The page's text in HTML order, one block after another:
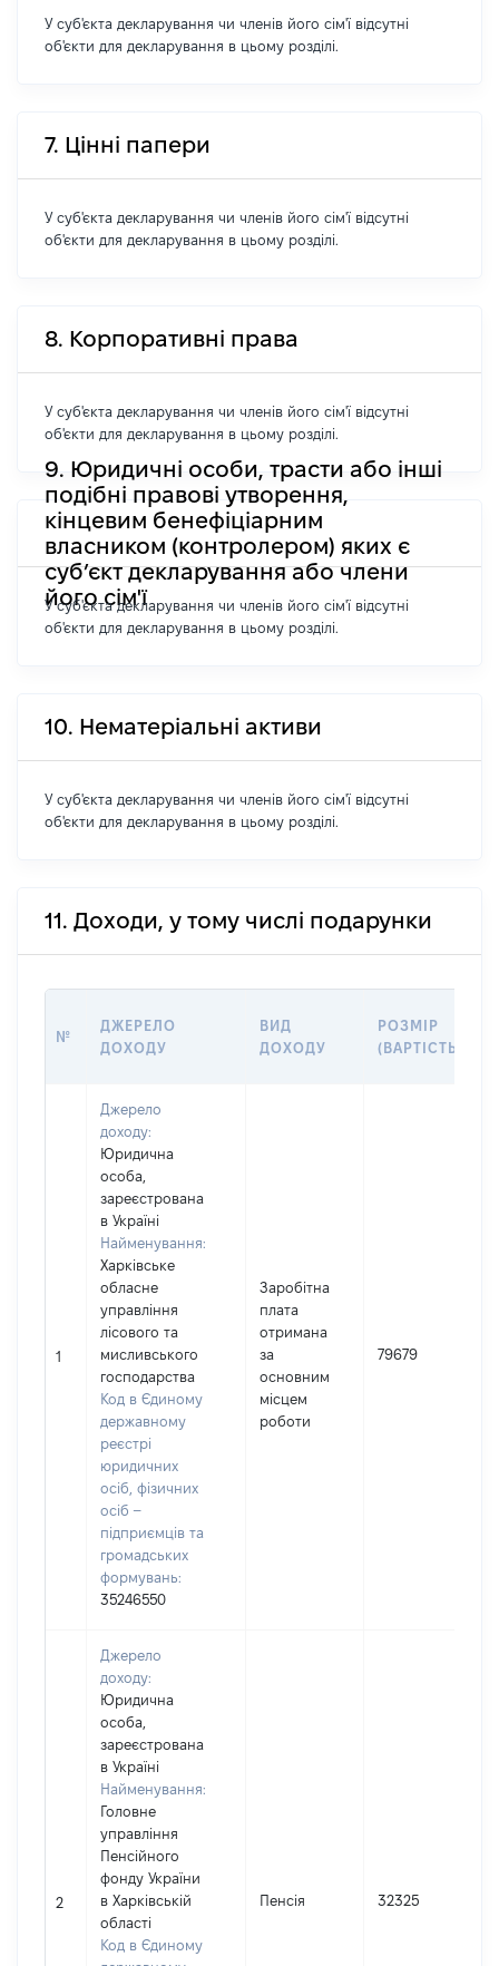
У суб'єкта декларування чи членів його сім'ї відсутні
об'єкти для декларування в цьому розділі.
7. Цінні папери
У суб'єкта декларування чи членів його сім'ї відсутні
об'єкти для декларування в цьому розділі.
8. Корпоративні права
У суб'єкта декларування чи членів його сім'ї відсутні
об'єкти для декларування в цьому розділі.
9. Юридичні особи, трасти або інші
подібні правові утворення,
кінцевим бенефіціарним
власником (контролером) яких є
суб’єкт декларування або члени
його сім'ї
У суб'єкта декларування чи членів його сім'ї відсутні
об'єкти для декларування в цьому розділі.
10. Нематеріальні активи
У суб'єкта декларування чи членів його сім'ї відсутні
об'єкти для декларування в цьому розділі.
11. Доходи, у тому числі подарунки
№
ДЖЕРЕЛО
ДОХОДУ
ВИД
ДОХОДУ
РОЗМІР
(ВАРТІСТЬ)
1
Джерело
доходу:
Юридична
особа,
зареєстрована
в Україні
Найменування:
Харківське
обласне
управління
лісового та
мисливського
господарства
Код в Єдиному
державному
реєстрі
юридичних
осіб, фізичних
осіб –
підприємців та
громадських
формувань:
35246550
Заробітна
плата
отримана
за
основним
місцем
роботи
79679
2
Джерело
доходу:
Юридична
особа,
зареєстрована
в Україні
Найменування:
Головне
управління
Пенсійного
фонду України
в Харківській
області
Код в Єдиному
Пенсія 32325